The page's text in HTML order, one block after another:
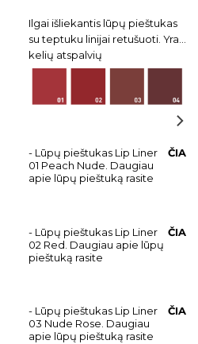
Ilgai išliekantis lūpų pieštukas
su teptuku linijai retušuoti. Yra
kelių atspalvių
- Lūpų pieštukas Lip Liner
01 Peach Nude. Daugiau
apie lūpų pieštuką rasite
ČIA
- Lūpų pieštukas Lip Liner
02 Red. Daugiau apie lūpų
pieštuką rasite
ČIA
- Lūpų pieštukas Lip Liner
03 Nude Rose. Daugiau
apie lūpų pieštuką rasite
ČIA